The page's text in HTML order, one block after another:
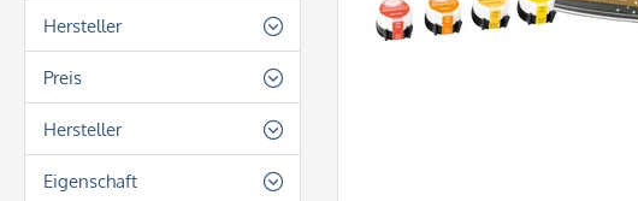
Hersteller
Tsukineko
Preis
von€ 6,30bis€ 11,40
Hersteller
Clearsnap
Eigenschaft